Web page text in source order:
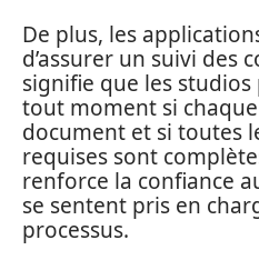
De plus, les
d’assurer un suivi des
signifie que les
tout moment si
document et si toutes
requises sont
renforce la confiance
se sentent pris en
processus.